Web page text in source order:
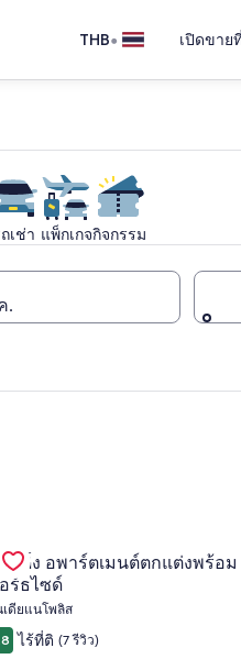
THB• เปิดขา
เช่า แพ็กเกจกิจกรรม
.
เวอร์เกต พาร์ค แอเรีย
นดิ้ง อพาร์ตเมนต์ตกแต่งพร้อม
ร์ธไซด์
ดียแนโพลิส
ไร้ที่ติ (7 รีวิว)
รวจสอบดีลสำหรับ แลนดิ้ง อพา